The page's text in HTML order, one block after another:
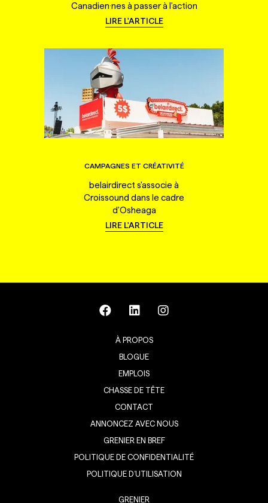
Canadien·nes à passer à l'action
LIRE L'ARTICLE
CAMPAGNES ET CRÉATIVITÉ
belairdirect s'associe à
Croissound dans le cadre
d'Osheaga
LIRE L'ARTICLE
À PROPOS
BLOGUE
EMPLOIS
CHASSE DE TÊTE
CONTACT
ANNONCEZ AVEC NOUS
GRENIER EN BREF
POLITIQUE DE CONFIDENTIALITÉ
POLITIQUE D’UTILISATION
GRENIER